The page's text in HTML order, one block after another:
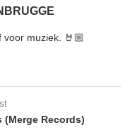
voor muziek. 🤘🏼
(Merge Records)